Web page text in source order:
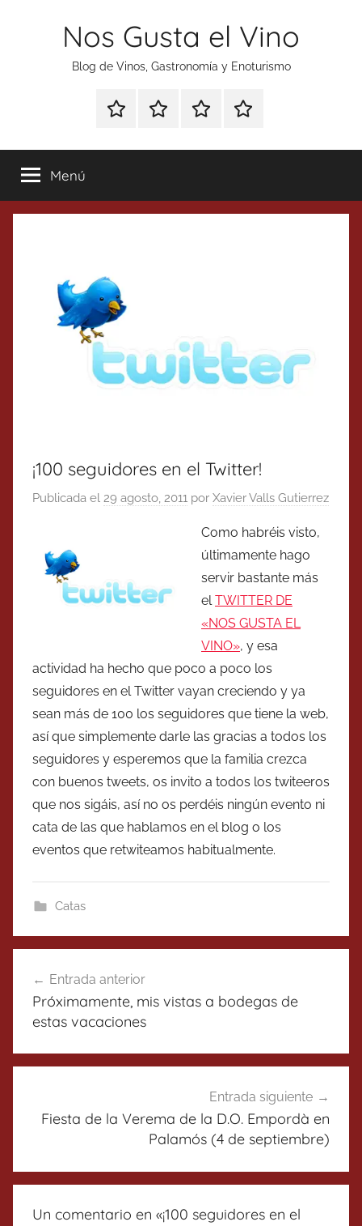
Nos Gusta el Vino
Blog de Vinos, Gastronomía y Enoturismo
Especial
Tonics
Enoturismo
Gastronomía
RankingContacto
Menú
¡100 seguidores en el Twitter!
Publicada el 29 agosto, 2011 por Xavier Valls Gutierrez
Como habréis visto,
últimamente hago
servir bastante más
el TWITTER DE
«NOS GUSTA EL
VINO», y esa
actividad ha hecho que poco a poco los
seguidores en el Twitter vayan creciendo y ya
sean más de 100 los seguidores que tiene la web,
así que simplemente darle las gracias a todos los
seguidores y esperemos que la familia crezca
con buenos tweets, os invito a todos los twiteeros
que nos sigáis, así no os perdéis ningún evento ni
cata de las que hablamos en el blog o los
eventos que retwiteamos habitualmente.
Catas
de
entradas
Entrada anterior
Próximamente, mis vistas a bodegas de
estas vacaciones
Entrada siguiente
Fiesta de la Verema de la D.O. Empordà en
Palamós (4 de septiembre)
Un comentario en «¡100 seguidores en el